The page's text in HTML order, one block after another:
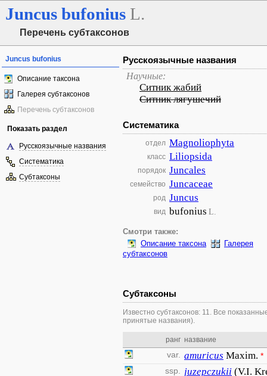
Juncus bufonius L.
Перечень субтаксонов
Juncus bufonius
Описание таксона
Галерея субтаксонов
Перечень субтаксонов
Показать раздел
Русскоязычные названия
Систематика
Субтаксоны
Русскоязычные названия
Научные:
Ситник жабий
Ситник лягушечий
Систематика
отдел Magnoliophyta
класс Liliopsida
порядок Juncales
семейство Juncaceae
род Juncus
вид bufonius L.
Смотри также:
Описание таксона
Галерея
субтаксонов
Субтаксоны
Известно субтаксонов: 11. Все
принятые названия).
ранг название
var. amuricus Maxim. *
ssp.
juzepczukii (V.I.